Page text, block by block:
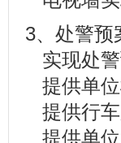
3、处警预
实现处
提供单
提供行车
提供单位